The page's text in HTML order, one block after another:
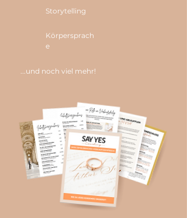
Storytelling
Körpersprach
e
...und noch viel mehr!